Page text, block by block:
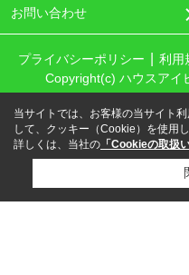
お問い合わせ
プライバシーポリシー 利用
Copyright(c) ハウスアイ
当サイトでは、お客様の当サイト
して、クッキー（Cookie）を使用し
詳しくは、当社の 「Cookieの取扱